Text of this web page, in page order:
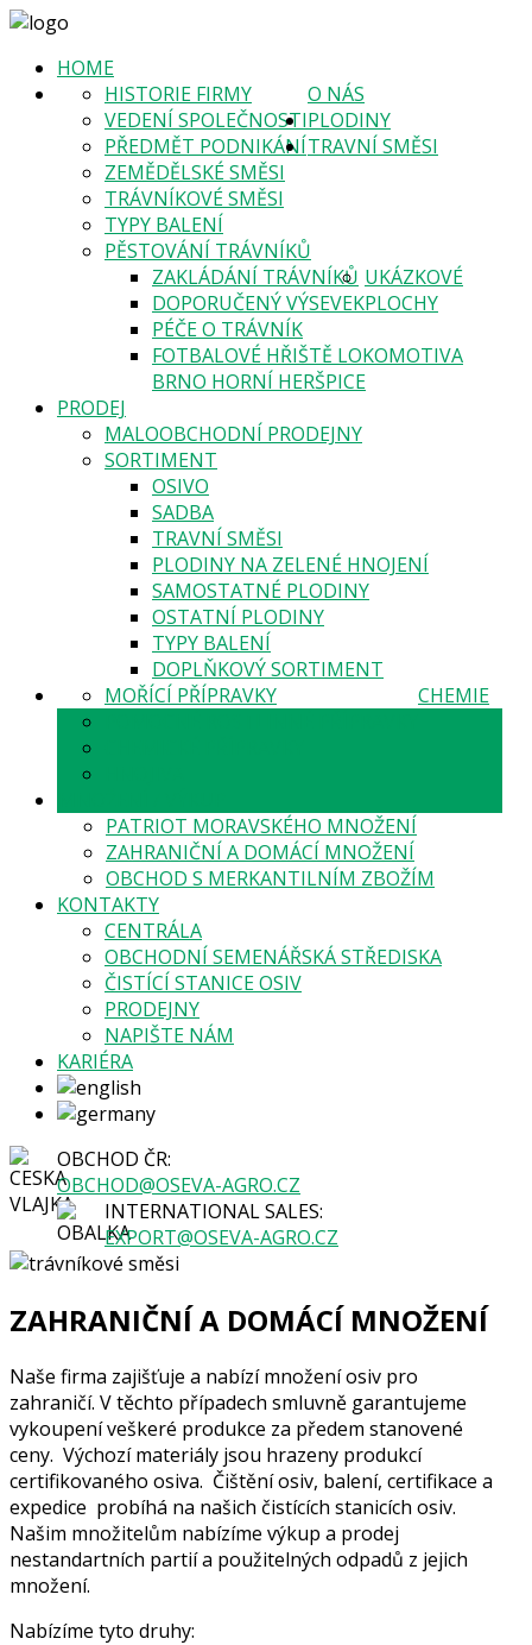
HOME
O NÁS
HISTORIE FIRMY
VEDENÍ SPOLEČNOSTI
PŘEDMĚT PODNIKÁNÍ
PLODINY
TRAVNÍ SMĚSI
ZEMĚDĚLSKÉ SMĚSI
TRÁVNÍKOVÉ SMĚSI
TYPY BALENÍ
PĚSTOVÁNÍ TRÁVNÍKŮ
ZAKLÁDÁNÍ TRÁVNÍKŮ
DOPORUČENÝ VÝSEVEK
PÉČE O TRÁVNÍK
UKÁZKOVÉ
PLOCHY
FOTBALOVÉ HŘIŠTĚ LOKOMOTIVA
BRNO HORNÍ HERŠPICE
PRODEJ
MALOOBCHODNÍ PRODEJNY
SORTIMENT
OSIVO
SADBA
TRAVNÍ SMĚSI
PLODINY NA ZELENÉ HNOJENÍ
SAMOSTATNÉ PLODINY
OSTATNÍ PLODINY
TYPY BALENÍ
DOPLŇKOVÝ SORTIMENT
CHEMIE
MOŘÍCÍ PŘÍPRAVKY
PATRIOT MORAVSKÉHO MNOŽENÍ
ZAHRANIČNÍ A DOMÁCÍ MNOŽENÍ
OBCHOD S MERKANTILNÍM ZBOŽÍM
KONTAKTY
CENTRÁLA
OBCHODNÍ SEMENÁŘSKÁ STŘEDISKA
ČISTÍCÍ STANICE OSIV
PRODEJNY
NAPIŠTE NÁM
KARIÉRA
OBCHOD ČR:
OBCHOD@OSEVA-AGRO.CZ
INTERNATIONAL SALES:
EXPORT@OSEVA-AGRO.CZ
ZAHRANIČNÍ A DOMÁCÍ MNOŽENÍ
Naše firma zajišťuje a nabízí množení osiv pro
zahraničí. V těchto případech smluvně garantujeme
vykoupení veškeré produkce za předem stanovené
ceny. Výchozí materiály jsou hrazeny produkcí
certifikovaného osiva. Čištění osiv, balení, certifikace a
expedice probíhá na našich čistících stanicích osiv.
Našim množitelům nabízíme výkup a prodej
nestandartních partií a použitelných odpadů z jejich
množení.
Nabízíme tyto druhy: